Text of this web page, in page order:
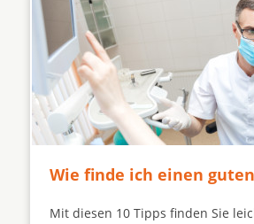
Wie finde ich einen
Mit diesen 10 Tipps finden Sie